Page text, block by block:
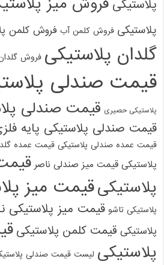
پلاستیکی
پلاستیکی فروش کلمن آب فروش کلمن
گلدان پلاستیکی فروش
قیمت صندلی
پلاستیکی حصیری قیمت صندلی
قیمت صندلی پلاستیکی پایه
قیمت عمده صندلی پلاستیکی قیمت عمده
پلاستیکی قیمت میز صندلی ناصر
پلاستیکیقیمت میز
پلاستیکی تاشو قیمت میز پلاستیکی
پلاستیکی قیمت کلمن پلاستیکی
پلاستیکی لیست قیمت صندلی